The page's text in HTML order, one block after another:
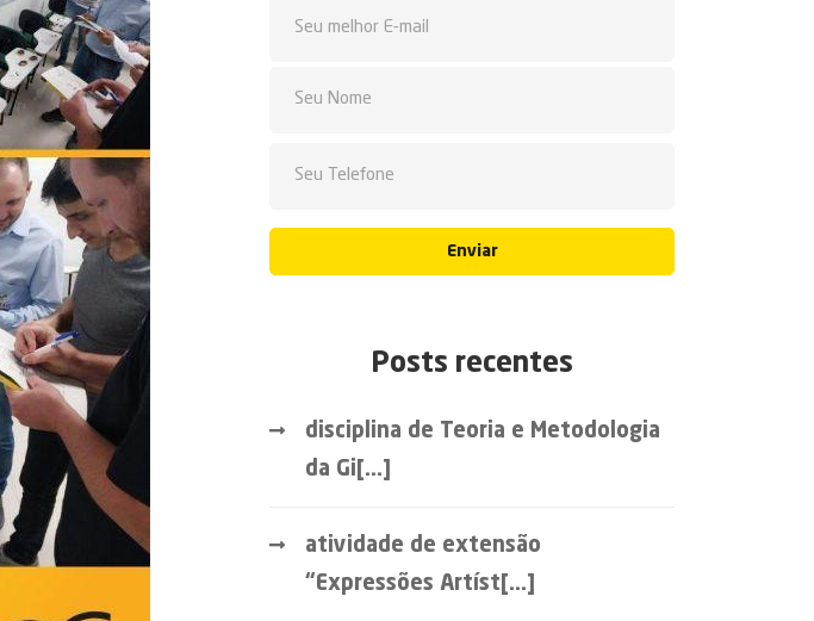
Enviar
Posts recentes
disciplina de Teoria e Metodologia
da Gi[...]
atividade de extensão
“Expressões Artíst[...]